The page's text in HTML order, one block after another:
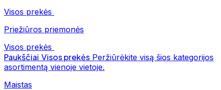
Visos prekės
Priežiūros priemonės
Visos prekės
Paukščiai Visos prekės Peržiūrėkite visą šios kategorijos
asortimentą vienoje vietoje.
Maistas